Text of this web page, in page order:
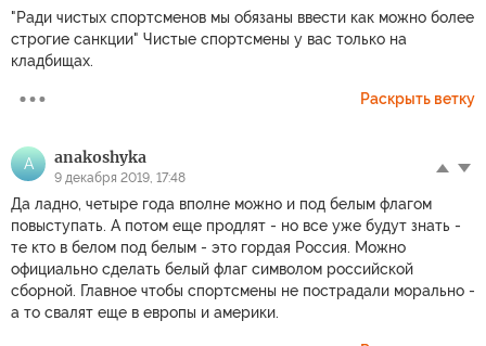
"Ради чистых спортсменов мы обязаны ввести как можно более
строгие санкции" Чистые спортсмены у вас только на
кладбищах.
Раскрыть ветку
A anakoshyka
9 декабря 2019, 17:48
Да ладно, четыре года вполне можно и под белым флагом
повыступать. А потом еще продлят - но все уже будут знать -
те кто в белом под белым - это гордая Россия. Можно
официально сделать белый флаг символом российской
сборной. Главное чтобы спортсмены не пострадали морально -
а то свалят еще в европы и америки.